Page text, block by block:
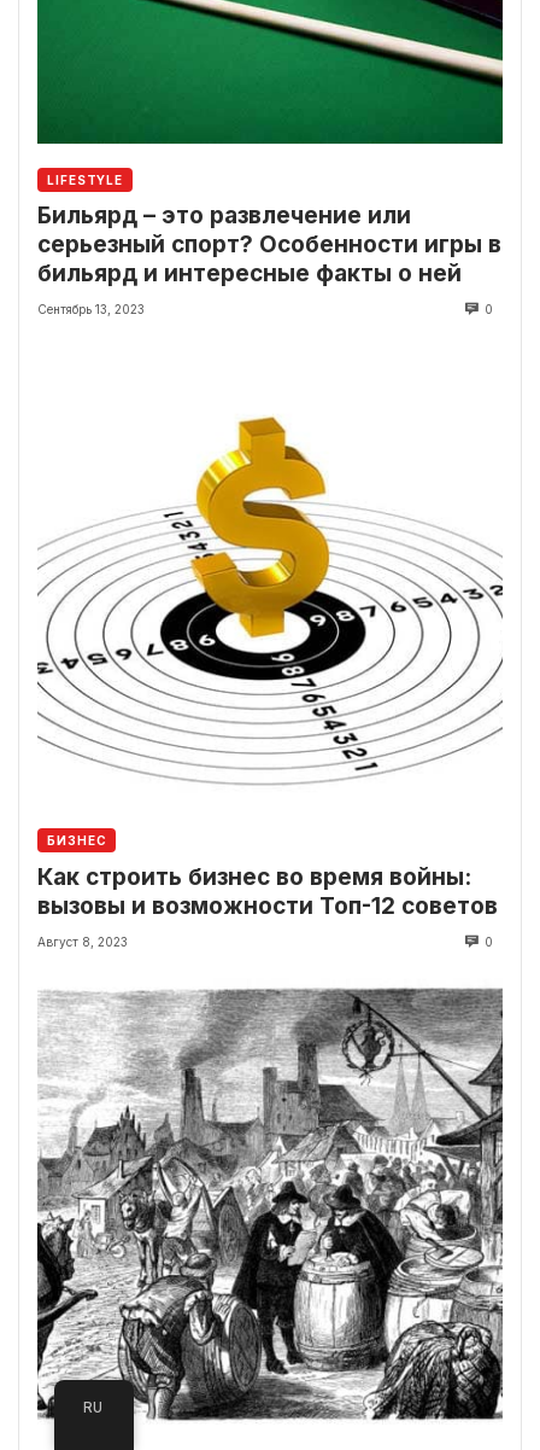
LIFESTYLE
Бильярд – это развлечение или
серьезный спорт? Особенности игры в
бильярд и интересные факты о ней
Сентябрь 13, 2023 0
БИЗНЕС
Как строить бизнес во время войны:
вызовы и возможности Топ-12 советов
Август 8, 2023 0
RU